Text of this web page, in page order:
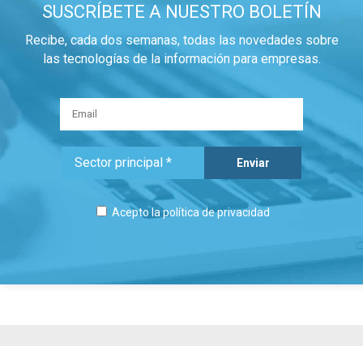
SUSCRÍBETE A NUESTRO BOLETÍN
Recibe, cada dos semanas, todas las novedades sobre
las tecnologías de la información para empresas.
Acepto lapolítica de privacidad